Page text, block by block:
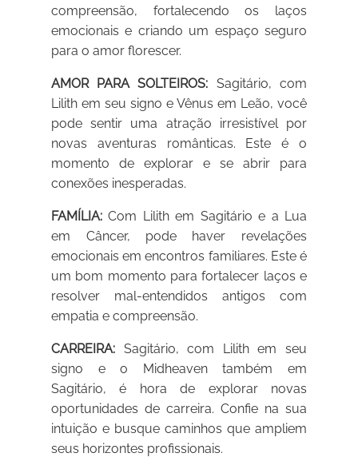
compreensão, fortalecendo os laços
emocionais e criando um espaço seguro
para o amor florescer.
AMOR PARA SOLTEIROS: Sagitário, com
Lilith em seu signo e Vênus em Leão, você
pode sentir uma atração irresistível por
novas aventuras românticas. Este é o
momento de explorar e se abrir para
conexões inesperadas.
FAMÍLIA: Com Lilith em Sagitário e a Lua
em Câncer, pode haver revelações
emocionais em encontros familiares. Este é
um bom momento para fortalecer laços e
resolver mal-entendidos antigos com
empatia e compreensão.
CARREIRA: Sagitário, com Lilith em seu
signo e o Midheaven também em
Sagitário, é hora de explorar novas
oportunidades de carreira. Confie na sua
intuição e busque caminhos que ampliem
seus horizontes profissionais.